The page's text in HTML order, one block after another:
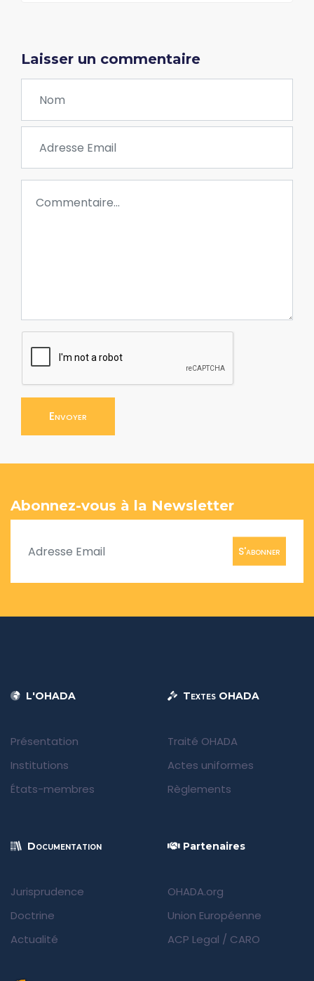
Laisser un commentaire
Envoyer
Abonnez-vous à la Newsletter
S'abonner
L'OHADA
Présentation
Institutions
États-membres
Textes OHADA
Traité OHADA
Actes uniformes
Règlements
Documentation
Jurisprudence
Doctrine
Actualité
Partenaires
OHADA.org
Union Européenne
ACP Legal / CARO